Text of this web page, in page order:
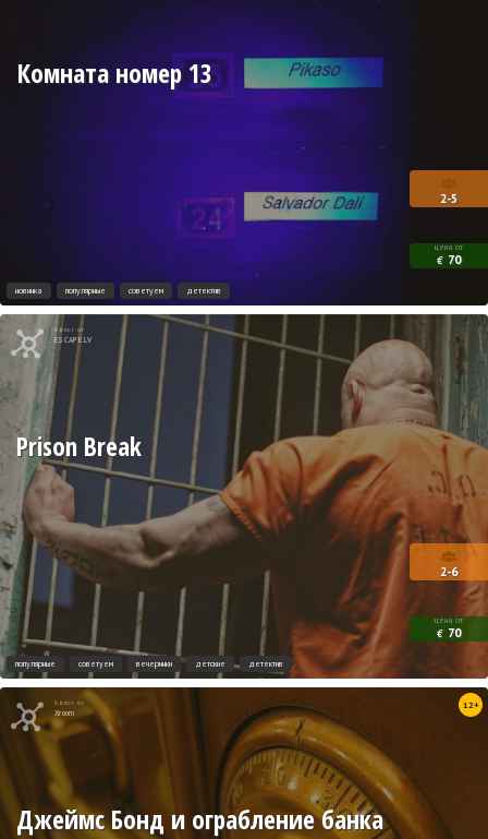
2-5
цена от
€ 70
Комната номер 13
новинка популярные советуем детектив
Квест от
ESCAPE.LV
2-6
цена от
€ 70
Prison Break
популярные советуем вечеринки детские детектив
Квест от
Xroom
12+
Джеймс Бонд и ограбление банка